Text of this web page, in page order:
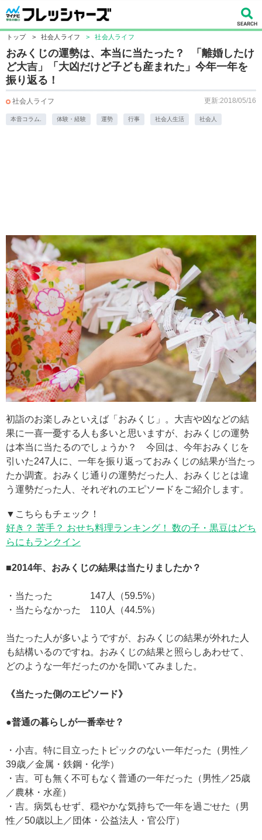
トップ > 社会人ライフ > 社会人ライフ
おみくじの運勢は、本当に当たった？ 「離婚したけ
ど大吉」「大凶だけど子ども産まれた」今年一年を
振り返る！
社会人ライフ 更新:2018/05/16
本音コラム. 体験・経験 運勢 行事 社会人生活 社会人
初詣のお楽しみといえば「おみくじ」。大吉や凶などの結
果に一喜一憂する人も多いと思いますが、おみくじの運勢
は本当に当たるのでしょうか？ 今回は、今年おみくじを
引いた247人に、一年を振り返っておみくじの結果が当たっ
たか調査。おみくじ通りの運勢だった人、おみくじとは違
う運勢だった人、それぞれのエピソードをご紹介します。
▼こちらもチェック！
好き？ 苦手？ おせち料理ランキング！ 数の子・黒豆はどち
らにもランクイン
■2014年、おみくじの結果は当たりましたか？
・当たった 147人（59.5%）
・当たらなかった 110人（44.5%）
当たった人が多いようですが、おみくじの結果が外れた人
も結構いるのですね。おみくじの結果と照らしあわせて、
どのような一年だったのかを聞いてみました。
《当たった側のエピソード》
●普通の暮らしが一番幸せ？
・小吉。特に目立ったトピックのない一年だった（男性／
39歳／金属・鉄鋼・化学）
・吉。可も無く不可もなく普通の一年だった（男性／25歳
／農林・水産）
・吉。病気もせず、穏やかな気持ちで一年を過ごせた（男
性／50歳以上／団体・公益法人・官公庁）